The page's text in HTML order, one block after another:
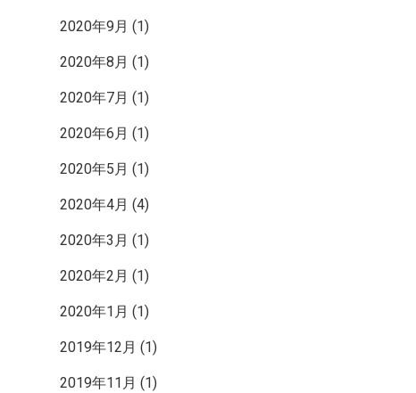
2020年9月 (1)
2020年8月 (1)
2020年7月 (1)
2020年6月 (1)
2020年5月 (1)
2020年4月 (4)
2020年3月 (1)
2020年2月 (1)
2020年1月 (1)
2019年12月 (1)
2019年11月 (1)